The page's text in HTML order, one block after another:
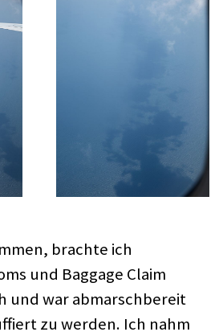
brachte ich
und Baggage Claim
und war abmarschbereit
zu werden. Ich nahm